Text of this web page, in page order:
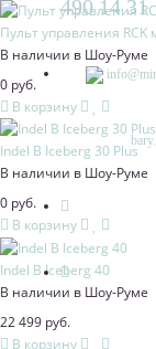
490 14 31
Пульт управления
В наличии в Шоу-Руме
0 руб.
В корзину
Indel В Iceberg 30 Plus
В наличии в Шоу-Руме
0 руб.
В корзину
Indel В Iceberg 40
В наличии в Шоу-Руме
22 499 руб.
В корзину